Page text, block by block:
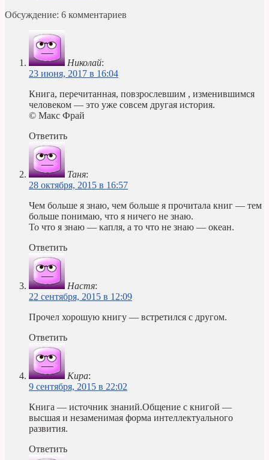
Обсуждение: 6 комментариев
Николай:
23 июня, 2017 в 16:04
Книга, перечитанная, повзрослевшим , изменившимся
человеком — это уже совсем другая история.
© Макс Фрай
Ответить
Таня:
28 октября, 2015 в 16:57
Чем больше я знаю, чем больше я прочитала книг — тем
больше понимаю, что я ничего не знаю.
То что я знаю — капля, а то что не знаю — океан.
Ответить
Настя:
22 сентября, 2015 в 12:09
Прочел хорошую книгу — встретился с другом.
Ответить
Кира:
9 сентября, 2015 в 22:02
Книга — источник знаний.Общение с книгой —
высшая и незаменимая форма интеллектуального
развития.
Ответить